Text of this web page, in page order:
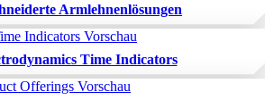
Armlehnenlösungen
Time Indicators